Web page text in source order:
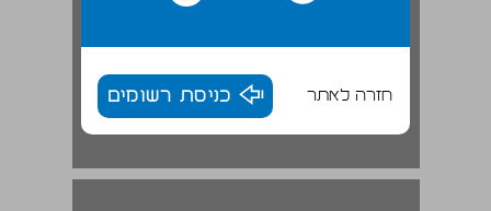
חזרה לאתר כניסת רשומים